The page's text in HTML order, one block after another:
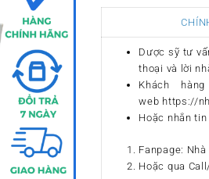
Dược sỹ tư
thoại và lời
Khách
web https://
Hoặc nhắn
Fanpage:
Hoặc qua